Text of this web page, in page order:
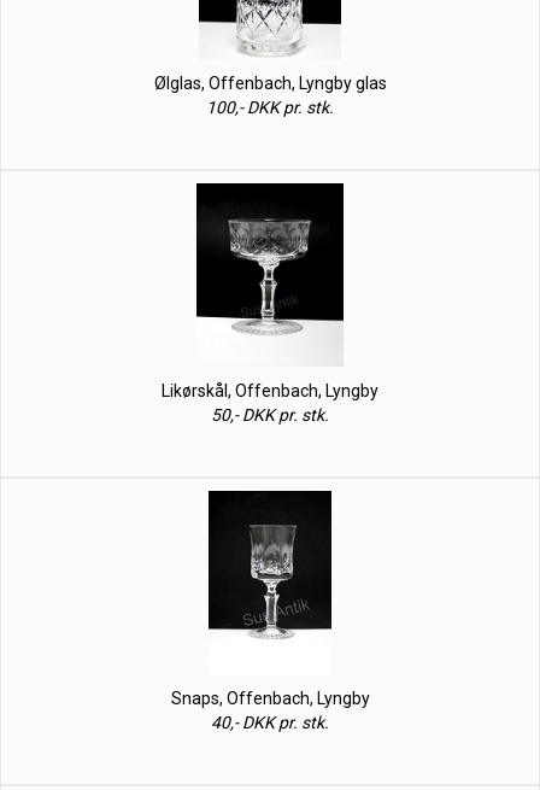
Ølglas, Offenbach, Lyngby glas
100,- DKK pr. stk.
Likørskål, Offenbach, Lyngby
50,- DKK pr. stk.
Snaps, Offenbach, Lyngby
40,- DKK pr. stk.